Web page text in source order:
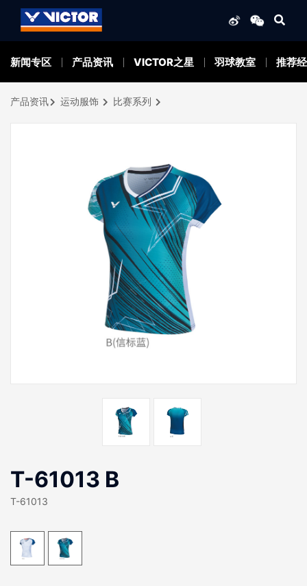
新闻专区 产品资讯 VICTOR之星 羽球教室 推荐
产品资讯 运动服饰 比赛系列
T-61013 B
T-61013